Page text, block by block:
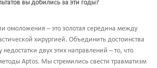
вы добились за эти годы?
омоложения – это золотая середина между
хирургией. Объединить достоинства
двух этих направлений – то, что
Aptos. Мы стремились свести травматизм